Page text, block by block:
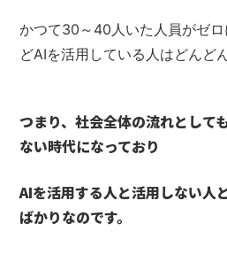
かつて30～40人いた人員がゼ
どAIを活用している人はどんど
つまり、社会全体の流れとして
ない時代になっており
AIを活用する人と活用しない人
ばかりなのです。